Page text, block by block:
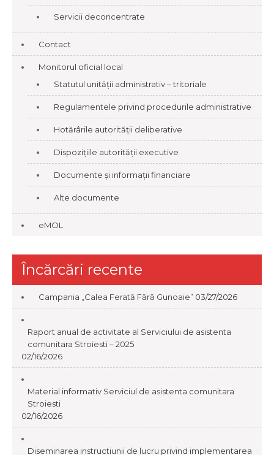
Servicii deconcentrate
Contact
Monitorul oficial local
Statutul unității administrativ – tritoriale
Regulamentele privind procedurile administrative
Hotărârile autorității deliberative
Dispozițiile autorității executive
Documente și informații financiare
Alte documente
eMOL
Încărcări recente
Campania „Calea Ferată Fără Gunoaie” 03/27/2026
Raport anual de activitate al Serviciului de asistenta
comunitara Stroiesti – 2025
02/16/2026
Material informativ Serviciul de asistenta comunitara
Stroiesti
02/16/2026
Diseminarea instructiunii de lucru privind implementarea